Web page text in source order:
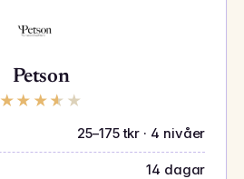
Petson
★ ★ ★ ★ ★
25–175 tkr · 4 nivåer
14 dagar